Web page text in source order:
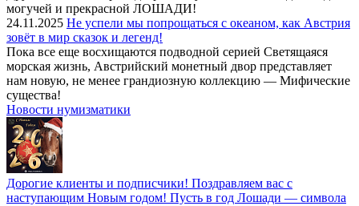
могучей и прекрасной ЛОШАДИ!
24.11.2025 Не успели мы попрощаться с океаном, как Австрия
зовёт в мир сказок и легенд!
Пока все еще восхищаются подводной серией Светящаяся
морская жизнь, Австрийский монетный двор представляет
нам новую, не менее грандиозную коллекцию — Мифические
существа!
Новости нумизматики
Дорогие клиенты и подписчики! Поздравляем вас с
наступающим Новым годом! Пусть в год Лошади — символа